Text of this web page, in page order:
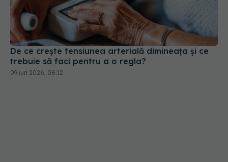
De ce crește tensiunea arterială dimineața și ce
trebuie să faci pentru a o regla?
09 iun 2026, 08:12